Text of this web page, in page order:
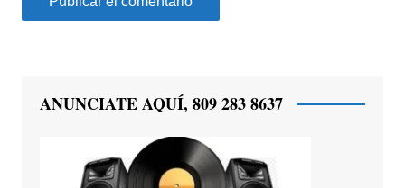
ANUNCIATE AQUÍ, 809 283 8637